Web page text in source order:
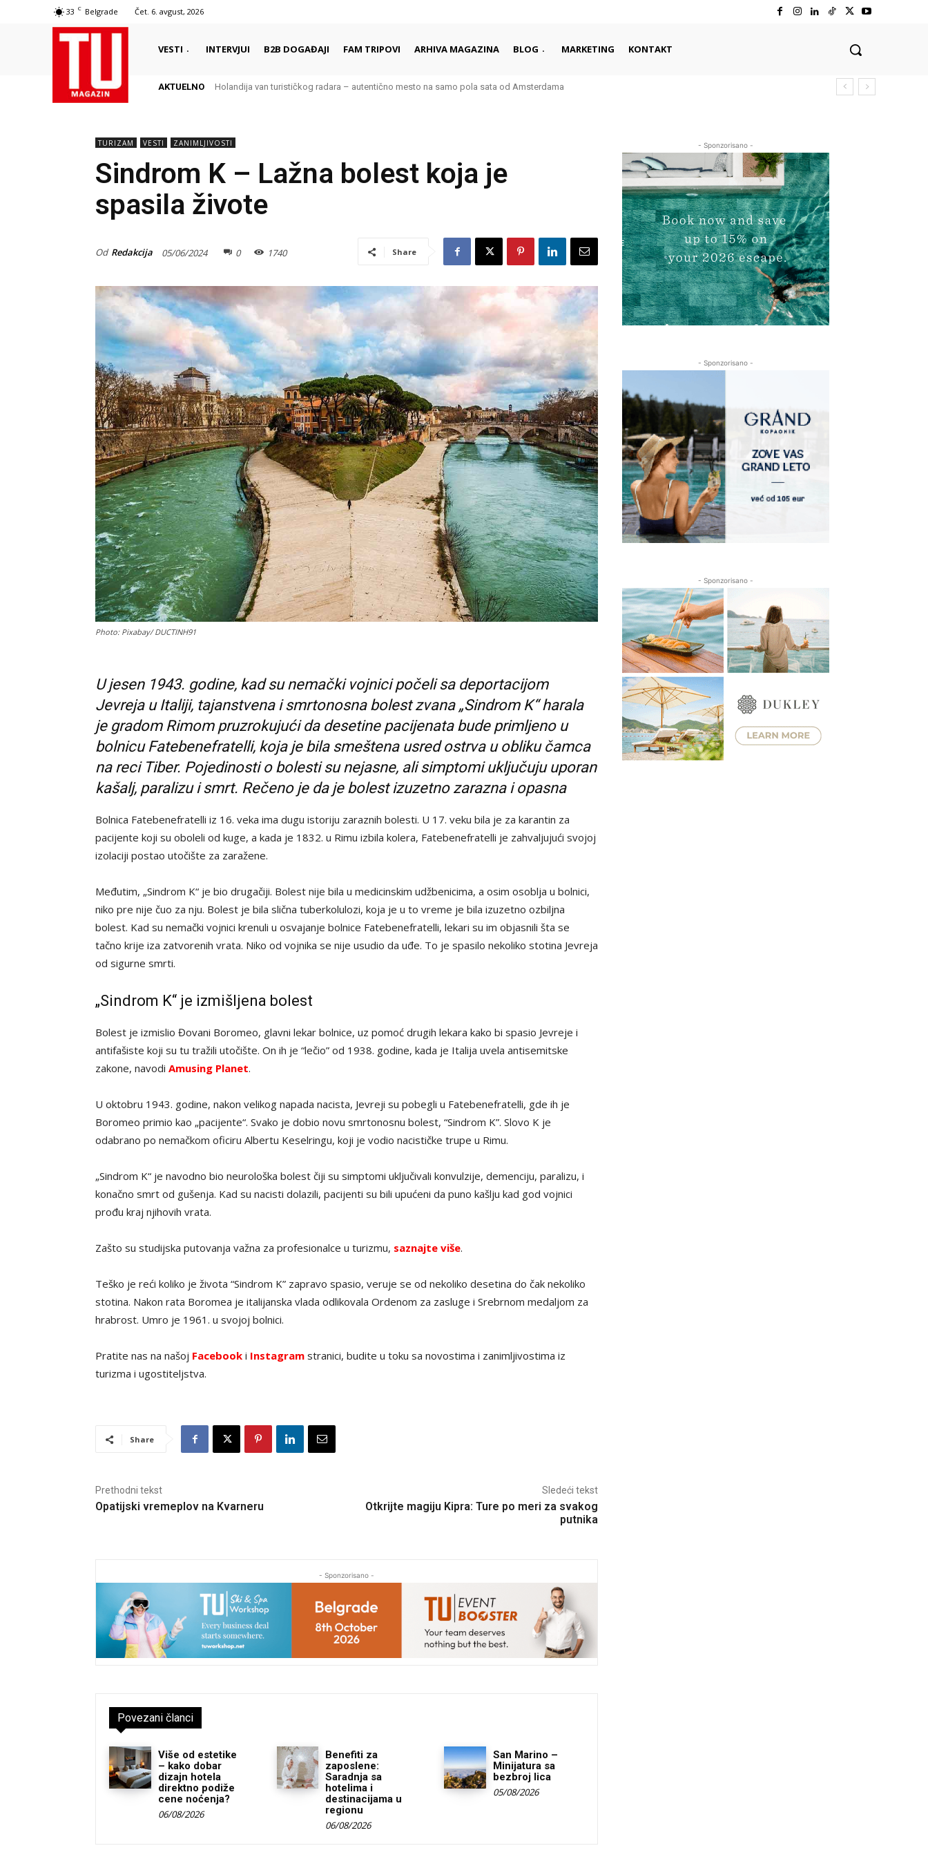
33 C Belgrade Čet. 6. avgust, 2026
VESTI INTERVJUI B2B DOGAĐAJI FAM TRIPOVI ARHIVA MAGAZINA BLOG MARKETING KONTAKT
AKTUELNO Holandija van turističkog radara – autentično mesto na samo pola sata od Amsterdama
TURIZAM VESTI ZANIMLJIVOSTI
Sindrom K – Lažna bolest koja je
spasila živote
Od Redakcija 05/06/2024 0 1740 Share
Photo: Pixabay/ DUCTINH91
U jesen 1943. godine, kad su nemački vojnici počeli sa deportacijom
Jevreja u Italiji, tajanstvena i smrtonosna bolest zvana „Sindrom K“ harala
je gradom Rimom pruzrokujući da desetine pacijenata bude primljeno u
bolnicu Fatebenefratelli, koja je bila smeštena usred ostrva u obliku čamca
na reci Tiber. Pojedinosti o bolesti su nejasne, ali simptomi uključuju uporan
kašalj, paralizu i smrt. Rečeno je da je bolest izuzetno zarazna i opasna
Bolnica Fatebenefratelli iz 16. veka ima dugu istoriju zaraznih bolesti. U 17. veku bila je za karantin za
pacijente koji su oboleli od kuge, a kada je 1832. u Rimu izbila kolera, Fatebenefratelli je zahvaljujući svojoj
izolaciji postao utočište za zaražene.
Međutim, „Sindrom K“ je bio drugačiji. Bolest nije bila u medicinskim udžbenicima, a osim osoblja u bolnici,
niko pre nije čuo za nju. Bolest je bila slična tuberkolulozi, koja je u to vreme je bila izuzetno ozbiljna
bolest. Kad su nemački vojnici krenuli u osvajanje bolnice Fatebenefratelli, lekari su im objasnili šta se
tačno krije iza zatvorenih vrata. Niko od vojnika se nije usudio da uđe. To je spasilo nekoliko stotina Jevreja
od sigurne smrti.
„Sindrom K“ je izmišljena bolest
Bolest je izmislio Đovani Boromeo, glavni lekar bolnice, uz pomoć drugih lekara kako bi spasio Jevreje i
antifašiste koji su tu tražili utočište. On ih je “lečio” od 1938. godine, kada je Italija uvela antisemitske
zakone, navodi Amusing Planet.
U oktobru 1943. godine, nakon velikog napada nacista, Jevreji su pobegli u Fatebenefratelli, gde ih je
Boromeo primio kao „pacijente“. Svako je dobio novu smrtonosnu bolest, “Sindrom K”. Slovo K je
odabrano po nemačkom oficiru Albertu Keselringu, koji je vodio nacističke trupe u Rimu.
„Sindrom K“ je navodno bio neurološka bolest čiji su simptomi uključivali konvulzije, demenciju, paralizu, i
konačno smrt od gušenja. Kad su nacisti dolazili, pacijenti su bili upućeni da puno kašlju kad god vojnici
prođu kraj njihovih vrata.
Zašto su studijska putovanja važna za profesionalce u turizmu, saznajte više.
Teško je reći koliko je života “Sindrom K” zapravo spasio, veruje se od nekoliko desetina do čak nekoliko
stotina. Nakon rata Boromea je italijanska vlada odlikovala Ordenom za zasluge i Srebrnom medaljom za
hrabrost. Umro je 1961. u svojoj bolnici.
Pratite nas na našoj Facebook i Instagram stranici, budite u toku sa novostima i zanimljivostima iz
turizma i ugostiteljstva.
Share
Prethodni tekst
Opatijski vremeplov na Kvarneru
Sledeći tekst
Otkrijte magiju Kipra: Ture po meri za svakog
putnika
- Sponzorisano -
Povezani članci
Više od estetike
– kako dobar
dizajn hotela
direktno podiže
cene noćenja?
06/08/2026
Benefiti za
zaposlene:
Saradnja sa
hotelima i
destinacijama u
regionu
06/08/2026
San Marino –
Minijatura sa
bezbroj lica
05/08/2026
- Sponzorisano -
- Sponzorisano -
- Sponzorisano -